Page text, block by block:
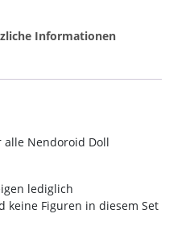
Informationen
alle Nendoroid Doll
lediglich
keine Figuren in diesem Set